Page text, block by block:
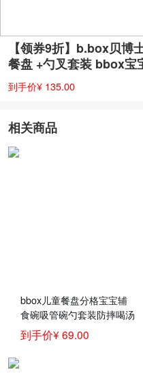
【领券9折】b.box贝
餐盘 +勺叉套装 bbox宝
到手价¥ 135.00
相关商品
bbox儿童餐盘分格宝宝辅
食碗吸管碗勺套装防摔喝汤
碗婴儿童训练学吃饭碗宝宝
碗勺子叉子儿童餐具套装
到手价¥ 69.00